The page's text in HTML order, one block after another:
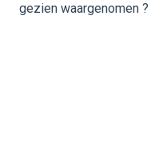
gezien waargenomen ?